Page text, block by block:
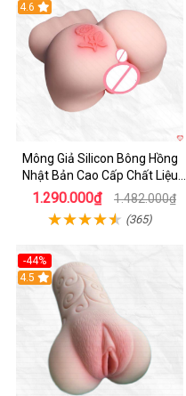
4.6
Mông Giả Silicon Bông Hồng
Nhật Bản Cao Cấp Chất Liệu
Mềm Mại
1.290.000₫ 1.482.000₫
(365)
-44%
4.5